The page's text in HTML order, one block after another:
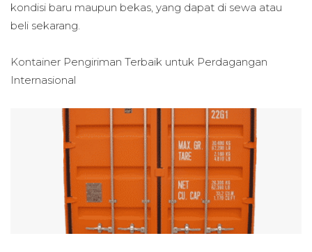
kondisi baru maupun bekas, yang dapat di sewa atau
beli sekarang.
Kontainer Pengiriman Terbaik untuk Perdagangan
Internasional